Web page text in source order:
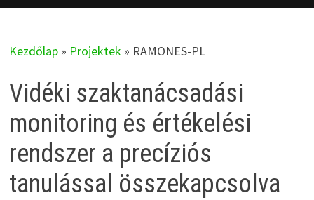
Kezdőlap» Projektek» RAMONES-PL
Vidéki szaktanácsadási
monitoring és értékelési
rendszer a precíziós
tanulással összekapcsolva